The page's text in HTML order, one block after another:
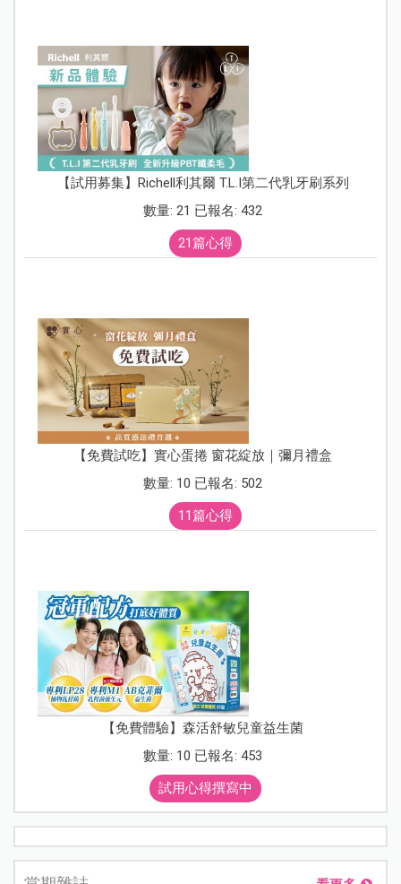
【試用募集】Richell利其爾 T.L.I第二代乳牙刷系列
數量: 21 已報名: 432
21篇心得
【免費試吃】實心蛋捲 窗花綻放｜彌月禮盒
數量: 10 已報名: 502
11篇心得
【免費體驗】森活舒敏兒童益生菌
數量: 10 已報名: 453
試用心得撰寫中